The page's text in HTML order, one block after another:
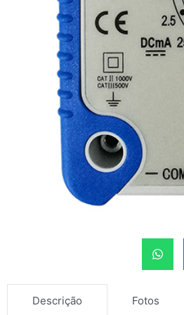
Descrição Fotos